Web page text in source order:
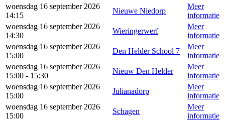
woensdag 16 september 2026
14:15
Nieuwe Niedorp
Meer
informatie
woensdag 16 september 2026
14:30
Wieringerwerf
Meer
informatie
woensdag 16 september 2026
15:00
Den Helder School 7
Meer
informatie
woensdag 16 september 2026
15:00 - 15:30
Nieuw Den Helder
Meer
informatie
woensdag 16 september 2026
15:00
Julianadorp
Meer
informatie
woensdag 16 september 2026
15:00
Schagen
Meer
informatie